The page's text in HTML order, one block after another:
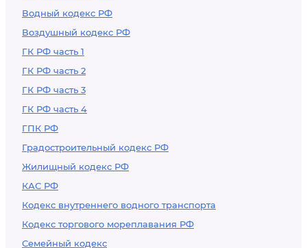
Водный кодекс РФ
Воздушный кодекс РФ
ГК РФ часть 1
ГК РФ часть 2
ГК РФ часть 3
ГК РФ часть 4
ГПК РФ
Градостроительный кодекс РФ
Жилищный кодекс РФ
КАС РФ
Кодекс внутреннего водного транспорта
Кодекс торгового мореплавания РФ
Семейный кодекс